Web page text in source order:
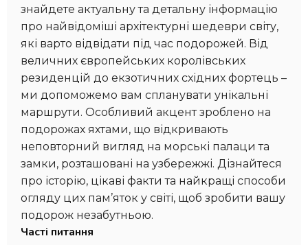
знайдете актуальну та детальну інформацію
про найвідоміші архітектурні шедеври світу,
які варто відвідати під час подорожей. Від
величних європейських королівських
резиденцій до екзотичних східних фортець –
ми допоможемо вам спланувати унікальні
маршрути. Особливий акцент зроблено на
подорожах яхтами, що відкривають
неповторний вигляд на морські палаци та
замки, розташовані на узбережжі. Дізнайтеся
про історію, цікаві факти та найкращі способи
огляду цих пам’яток у світі, щоб зробити вашу
подорож незабутньою.
Часті питання